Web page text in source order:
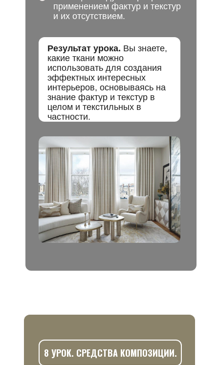
применением фактур и текстур
и их отсутствием.
Результат урока. Вы знаете,
какие ткани можно
использовать для создания
эффектных интересных
интерьеров, основываясь на
знание фактур и текстур в
целом и текстильных в
частности.
8 УРОК. СРЕДСТВА КОМПОЗИЦИИ.